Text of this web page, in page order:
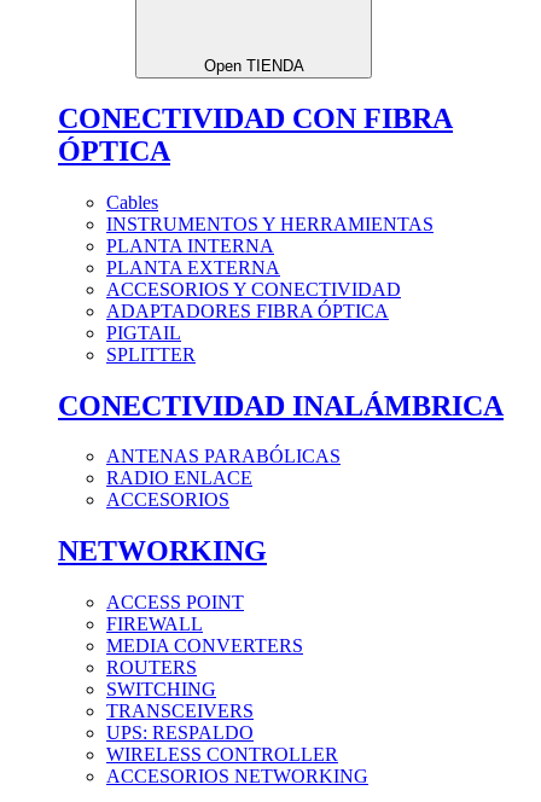
Open TIENDA
CONECTIVIDAD CON FIBRA
ÓPTICA
Cables
INSTRUMENTOS Y HERRAMIENTAS
PLANTA INTERNA
PLANTA EXTERNA
ACCESORIOS Y CONECTIVIDAD
ADAPTADORES FIBRA ÓPTICA
PIGTAIL
SPLITTER
CONECTIVIDAD INALÁMBRICA
ANTENAS PARABÓLICAS
RADIO ENLACE
ACCESORIOS
NETWORKING
ACCESS POINT
FIREWALL
MEDIA CONVERTERS
ROUTERS
SWITCHING
TRANSCEIVERS
UPS: RESPALDO
WIRELESS CONTROLLER
ACCESORIOS NETWORKING